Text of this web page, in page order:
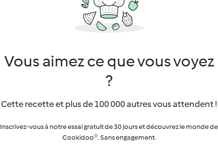
Vous aimez ce que vous voyez
?
Cette recette et plus de 100 000 autres vous attendent !
Inscrivez-vous à notre essai gratuit de 30 jours et découvrez le monde de
Cookidoo®. Sans engagement.